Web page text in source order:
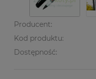
Producent:
Kod produktu:
Dostępność: